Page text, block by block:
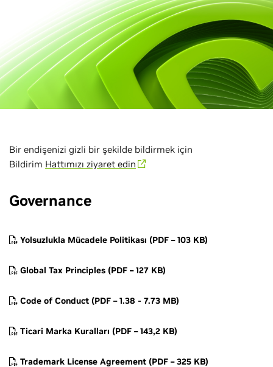
Bir endişenizi gizli bir şekilde bildirmek için
Bildirim Hattımızı ziyaret edin
Governance
Yolsuzlukla Mücadele Politikası (PDF – 103 KB)
Global Tax Principles (PDF – 127 KB)
Code of Conduct (PDF – 1.38 - 7.73 MB)
Ticari Marka Kuralları (PDF – 143,2 KB)
Trademark License Agreement (PDF – 325 KB)